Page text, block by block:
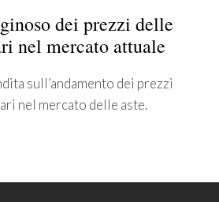
dei prezzi delle
nel mercato attuale
sull’andamento dei prezzi
nel mercato delle aste.